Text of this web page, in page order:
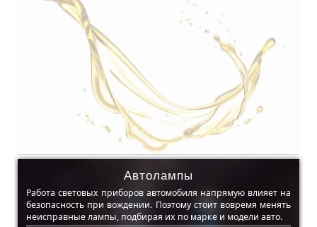
Автолампы
Работа световых приборов автомобиля напрямую влияет на
безопасность при вождении. Поэтому стоит вовремя менять
неисправные лампы, подбирая их по марке и модели авто.